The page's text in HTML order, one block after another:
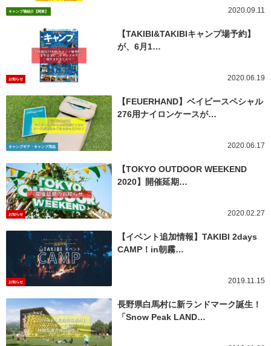
キャンプ場紹介【関東】 2020.09.11
お知らせ
【TAKIBI&TAKIBIキャンプ場予約】
が、6月1…
2020.06.19
キャンプギア・キャンプ用品
【FEUERHAND】ベイビースペシャル
276用ナイロンケースが…
2020.06.17
お知らせ
【TOKYO OUTDOOR WEEKEND
2020】開催延期…
2020.02.27
お知らせ
【イベント追加情報】TAKIBI 2days
CAMP！in朝霧…
2019.11.15
長野県白馬村に新ランドマーク誕生！
「Snow Peak LAND…